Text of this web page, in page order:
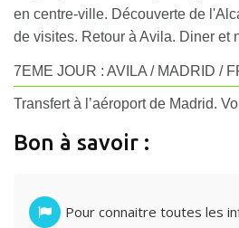
en centre-ville. Découverte de
de visites. Retour à Avila. Diner et
7EME JOUR : AVILA / MADRID /
Transfert à l’aéroport de Madrid.
Bon à savoir :
Pour connaitre toutes les